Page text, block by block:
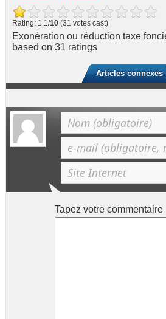
Rating: 1.1/10(31 votes cast)
Exonération ou réduction taxe
based on 31 ratings
Articles connexes
Tapez votre commentaire